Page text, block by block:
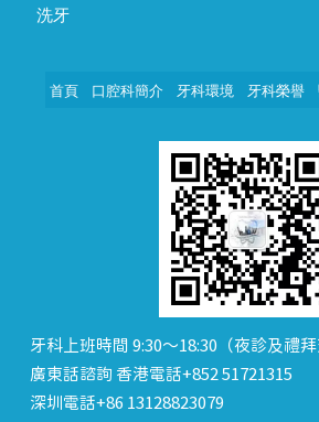
洗牙
首頁 口腔科簡介 牙科環境 牙科榮譽
牙科上班時間 9:30～18:30（夜診及禮拜
廣東話諮詢 香港電話+852 51721315
深圳電話+86 13128823079